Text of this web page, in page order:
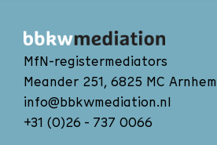
MfN-registermediators
Meander 251, 6825 MC Arnhem
info@bbkwmediation.nl
+31 (0)26 - 737 0066